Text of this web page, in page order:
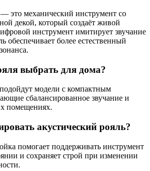
это механический инструмент со
декой, который создаёт живой
инструмент имитирует звучание
обеспечивает более естественный
выбрать для дома?
модели с компактным
сбалансированное звучание и
помещениях.
акустический рояль?
помогает поддерживать инструмент
и сохраняет строй при изменении